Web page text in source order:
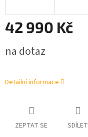
42 990 Kč
cena:
na dotaz
Detailní informace
ZEPTAT SE SDÍLET